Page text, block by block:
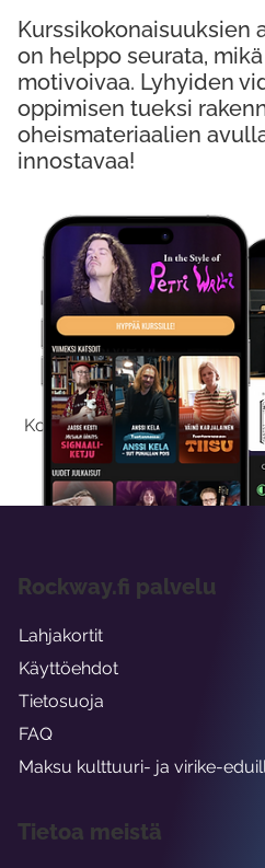
Kokeile
Kokeilemalla ilmaiseksi saat
viikon
Kurssikokonaisuuksien
on helppo seurata,
motivoivaa. Lyhyiden
oppimisen tueksi
oheismateriaalien
innostavaa!
Rockway.fi palvelu
Lahjakortit
Käyttöehdot
Tietosuoja
FAQ
Maksu kulttuuri- ja virike-
Tietoa meistä